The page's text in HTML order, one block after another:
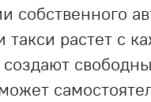
собственного
растет с